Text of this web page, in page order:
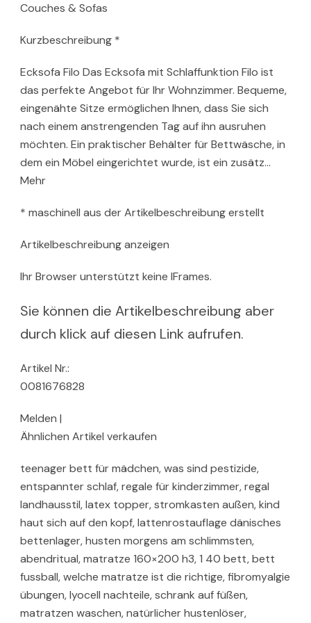
Couches & Sofas
Kurzbeschreibung *
Ecksofa Filo Das Ecksofa mit Schlaffunktion Filo ist
das perfekte Angebot für Ihr Wohnzimmer. Bequeme,
eingenähte Sitze ermöglichen Ihnen, dass Sie sich
nach einem anstrengenden Tag auf ihn ausruhen
möchten. Ein praktischer Behälter für Bettwäsche, in
dem ein Möbel eingerichtet wurde, ist ein zusätz…
Mehr
* maschinell aus der Artikelbeschreibung erstellt
Artikelbeschreibung anzeigen
Ihr Browser unterstützt keine IFrames.
Sie können die Artikelbeschreibung aber
durch klick auf diesen Link aufrufen.
Artikel Nr.:
0081676828
Melden |
Ähnlichen Artikel verkaufen
teenager bett für mädchen, was sind pestizide,
entspannter schlaf, regale für kinderzimmer, regal
landhausstil, latex topper, stromkasten außen, kind
haut sich auf den kopf, lattenrostauflage dänisches
bettenlager, husten morgens am schlimmsten,
abendritual, matratze 160×200 h3, 1 40 bett, bett
fussball, welche matratze ist die richtige, fibromyalgie
übungen, lyocell nachteile, schrank auf füßen,
matratzen waschen, natürlicher hustenlöser,